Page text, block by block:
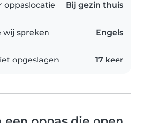
oppaslocatie Bij gezin thuis
wij spreken Engels
opgeslagen 17 keer